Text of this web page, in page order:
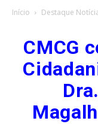
Início Destaque
CMCG